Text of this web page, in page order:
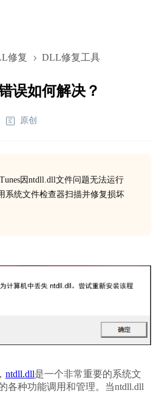
修复 DLL修复工具
误如何解决？
原创
因ntdll.dll文件问题无法运行
系统文件检查器扫描并修复损坏
ntdll.dll是一个非常重要的系统文
各种功能调用和管理。当ntdll.dll